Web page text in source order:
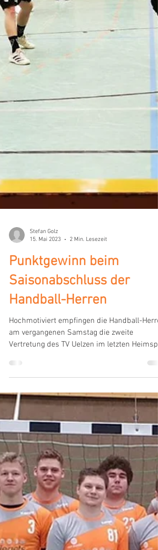
Stefan Golz
15. Mai 2023
2 Min. Lesezeit
Punktgewinn beim
Handball-Herren
Hochmotiviert empfingen die Handball-
am vergangenen Samstag die zweite
Vertretung des TV Uelzen im letzten
und...